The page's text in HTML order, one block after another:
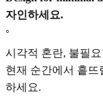
자인하세요.
◦
시각적 혼란, 불필
현재 순간에서 흩뜨
하세요.